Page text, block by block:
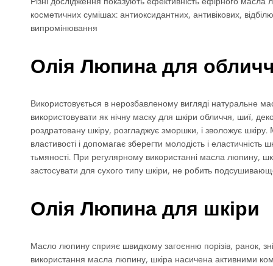
косметичних сумішах: антиоксидантних, антивікових,
випромінювання
Олія Люпина для
Використовується в нерозбавленому вигляді натуральне
використовувати як нічну маску для шкіри обличчя, шиї,
роздратовану шкіру, розгладжує зморшки, і зволожує
властивості і допомагає зберегти молодість і
тьмяності. При регулярному використанні масла люпину,
застосувати для сухого типу шкіри, не робить
Олія Люпина для шкіри
Масло люпину сприяє швидкому загоєнню порізів, ранок,
використання масла люпину, шкіра насичена активними